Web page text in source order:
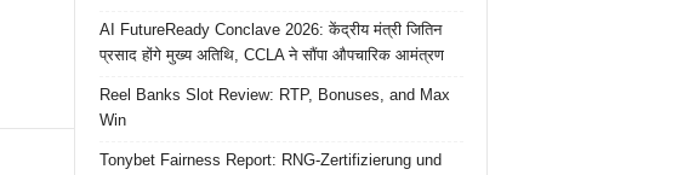
AI FutureReady Conclave 2026: केंद्रीय मंत्री जितिन
प्रसाद होंगे मुख्य अतिथि, CCLA ने सौंपा औपचारिक आमंत्रण
Reel Banks Slot Review: RTP, Bonuses, and Max
Win
Tonybet Fairness Report: RNG-Zertifizierung und